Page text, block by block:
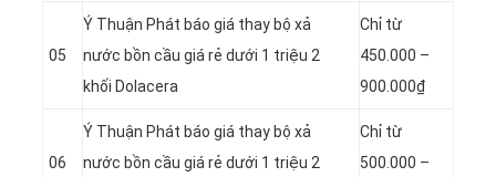
05
Ý Thuận Phát báo giá thay bộ xả
nước bồn cầu giá rẻ dưới 1 triệu 2
khối Dolacera
Chỉ từ
450.000 –
900.000₫
06
Ý Thuận Phát báo giá thay bộ xả
nước bồn cầu giá rẻ dưới 1 triệu 2
Chỉ từ
500.000 –